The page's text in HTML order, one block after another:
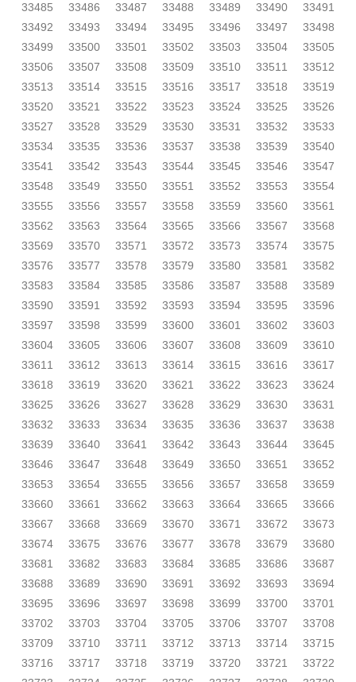
33485
33486 33487 33488 33489 33490
33491
33492
33493 33494 33495 33496 33497
33498
33499
33500 33501 33502 33503 33504
33505
33506
33507 33508 33509 33510 33511
33512
33513
33514 33515 33516 33517 33518
33519
33520
33521 33522 33523 33524 33525
33526
33527
33528 33529 33530 33531 33532
33533
33534
33535 33536 33537 33538 33539
33540
33541
33542 33543 33544 33545 33546
33547
33548
33549 33550 33551 33552 33553
33554
33555
33556 33557 33558 33559 33560
33561
33562
33563 33564 33565 33566 33567
33568
33569
33570 33571 33572 33573 33574
33575
33576
33577 33578 33579 33580 33581
33582
33583
33584 33585 33586 33587 33588
33589
33590
33591 33592 33593 33594 33595
33596
33597
33598 33599 33600 33601 33602
33603
33604
33605 33606 33607 33608 33609
33610
33611
33612 33613 33614 33615 33616
33617
33618
33619 33620 33621 33622 33623
33624
33625
33626 33627 33628 33629 33630
33631
33632
33633 33634 33635 33636 33637
33638
33639
33640 33641 33642 33643 33644
33645
33646
33647 33648 33649 33650 33651
33652
33653
33654 33655 33656 33657 33658
33659
33660
33661 33662 33663 33664 33665
33666
33667
33668 33669 33670 33671 33672
33673
33674
33675 33676 33677 33678 33679
33680
33681
33682 33683 33684 33685 33686
33687
33688
33689 33690 33691 33692 33693
33694
33695
33696 33697 33698 33699 33700
33701
33702
33703 33704 33705 33706 33707
33708
33709
33710 33711 33712 33713 33714
33715
33716
33717 33718 33719 33720 33721
33722